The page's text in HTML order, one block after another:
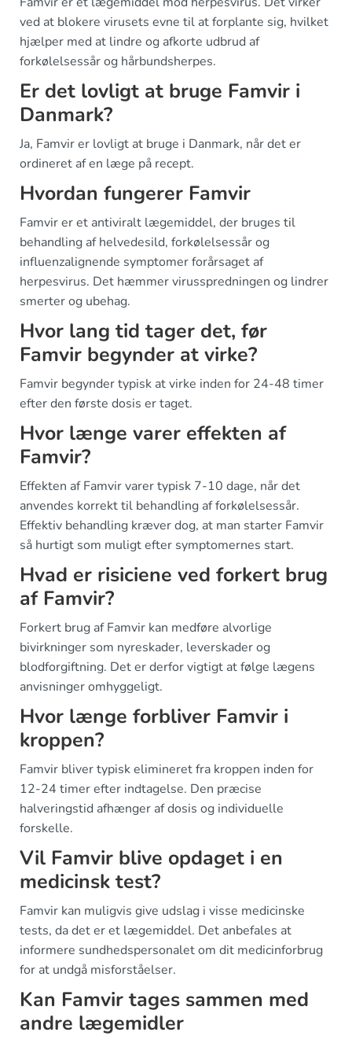
ved at blokere virusets evne til at forplante sig, hvilket
hjælper med at lindre og afkorte udbrud af
forkølelsessår og hårbundsherpes.
Er det lovligt at bruge Famvir i
Danmark?
Ja, Famvir er lovligt at bruge i Danmark, når det er
ordineret af en læge på recept.
Hvordan fungerer Famvir
Famvir er et antiviralt lægemiddel, der bruges til
behandling af helvedesild, forkølelsessår og
influenzalignende symptomer forårsaget af
herpesvirus. Det hæmmer virusspredningen og lindrer
smerter og ubehag.
Hvor lang tid tager det, før
Famvir begynder at virke?
Famvir begynder typisk at virke inden for 24-48 timer
efter den første dosis er taget.
Hvor længe varer effekten af
Famvir?
Effekten af Famvir varer typisk 7-10 dage, når det
anvendes korrekt til behandling af forkølelsessår.
Effektiv behandling kræver dog, at man starter Famvir
så hurtigt som muligt efter symptomernes start.
Hvad er risiciene ved forkert brug
af Famvir?
Forkert brug af Famvir kan medføre alvorlige
bivirkninger som nyreskader, leverskader og
blodforgiftning. Det er derfor vigtigt at følge lægens
anvisninger omhyggeligt.
Hvor længe forbliver Famvir i
kroppen?
Famvir bliver typisk elimineret fra kroppen inden for
12-24 timer efter indtagelse. Den præcise
halveringstid afhænger af dosis og individuelle
forskelle.
Vil Famvir blive opdaget i en
medicinsk test?
Famvir kan muligvis give udslag i visse medicinske
tests, da det er et lægemiddel. Det anbefales at
informere sundhedspersonalet om dit medicinforbrug
for at undgå misforståelser.
Kan Famvir tages sammen med
andre lægemidler